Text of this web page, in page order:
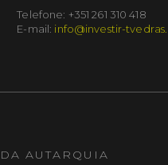
Telefone: +351 261 310 418
E-mail: info@investir-
AUTARQUIA